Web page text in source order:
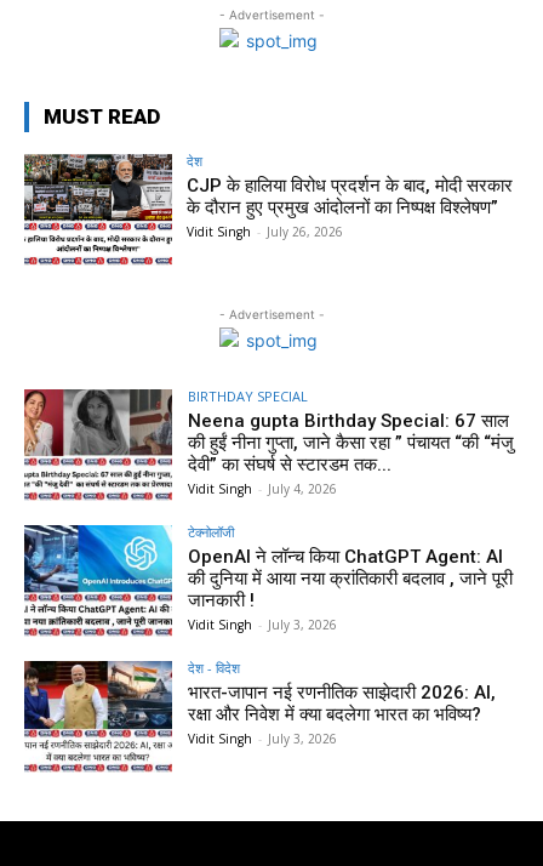
- Advertisement -
MUST READ
देश
CJP के हालिया विरोध प्रदर्शन के बाद, मोदी सरकार
के दौरान हुए प्रमुख आंदोलनों का निष्पक्ष विश्लेषण”
Vidit Singh - July 26, 2026
- Advertisement -
BIRTHDAY SPECIAL
Neena gupta Birthday Special: 67 साल
की हुईं नीना गुप्ता, जाने कैसा रहा ” पंचायत “की “मंजु
देवी” का संघर्ष से स्टारडम तक...
Vidit Singh - July 4, 2026
टेक्नोलॉजी
OpenAI ने लॉन्च किया ChatGPT Agent: AI
की दुनिया में आया नया क्रांतिकारी बदलाव , जाने पूरी
जानकारी !
Vidit Singh - July 3, 2026
देश - विदेश
भारत-जापान नई रणनीतिक साझेदारी 2026: AI,
रक्षा और निवेश में क्या बदलेगा भारत का भविष्य?
Vidit Singh - July 3, 2026